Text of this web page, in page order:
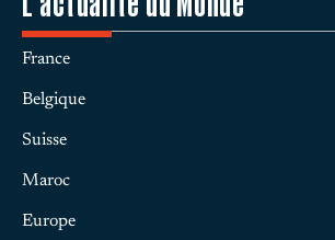
France
Belgique
Suisse
Maroc
Europe